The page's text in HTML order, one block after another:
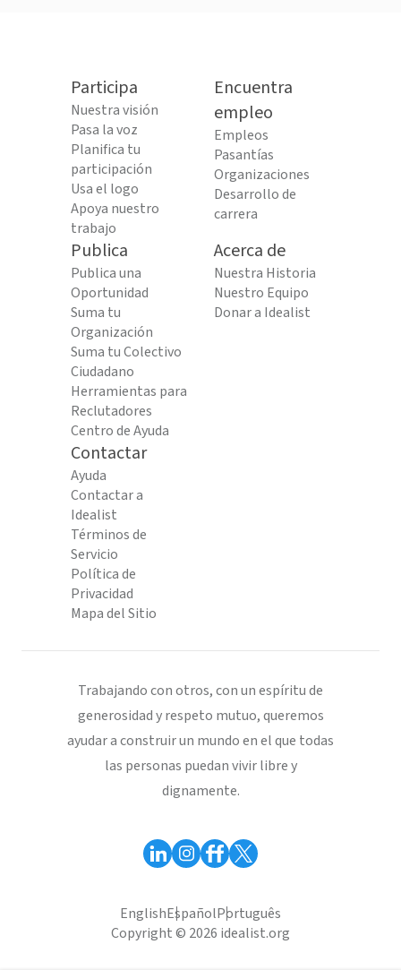
Participa
Nuestra visión
Pasa la voz
Planifica tu
participación
Usa el logo
Apoya nuestro
trabajo
Encuentra
empleo
Empleos
Pasantías
Organizaciones
Desarrollo de
carrera
Publica
Publica una
Oportunidad
Suma tu
Organización
Suma tu Colectivo
Ciudadano
Herramientas para
Reclutadores
Centro de Ayuda
Acerca de
Nuestra Historia
Nuestro Equipo
Donar a Idealist
Contactar
Ayuda
Contactar a
Idealist
Términos de
Servicio
Política de
Privacidad
Mapa del Sitio
Trabajando con otros, con un espíritu de
generosidad y respeto mutuo, queremos
ayudar a construir un mundo en el que todas
las personas puedan vivir libre y
dignamente.
EnglishEspañolPortuguês
Copyright © 2026 idealist.org